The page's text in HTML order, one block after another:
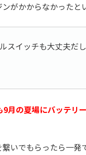
がかからなかったと
イッチも大丈夫だ
月の夏場にバッテリ
いでもらったら一発